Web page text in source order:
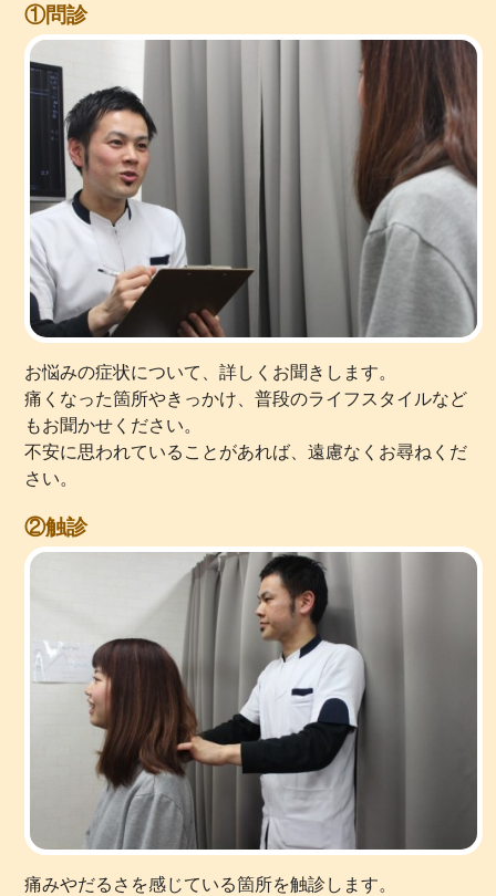
①問診
お悩みの症状について、詳しくお聞きします。
痛くなった箇所やきっかけ、普段のライフスタイルなど
もお聞かせください。
不安に思われていることがあれば、遠慮なくお尋ねくだ
さい。
②触診
痛みやだるさを感じている箇所を触診します。